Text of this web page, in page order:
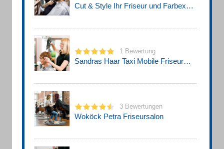
Cut & Style Ihr Friseur und Farbexperte
1 Bewertung
Sandras Haar Taxi Mobile Friseurmeisterin
3 Bewertungen
Woköck Petra Friseursalon